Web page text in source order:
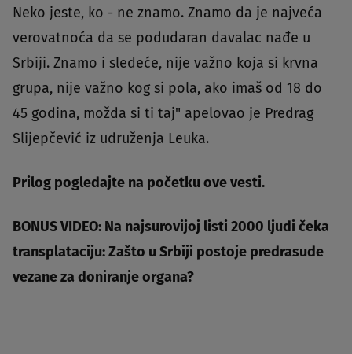
Neko jeste, ko - ne znamo. Znamo da je najveća
verovatnoća da se podudaran davalac nađe u
Srbiji. Znamo i sledeće, nije važno koja si krvna
grupa, nije važno kog si pola, ako imaš od 18 do
45 godina, možda si ti taj" apelovao je Predrag
Slijepčević iz udruženja Leuka.
Prilog pogledajte na početku ove vesti.
BONUS VIDEO: Na najsurovijoj listi 2000 ljudi čeka
transplataciju: Zašto u Srbiji postoje predrasude
vezane za doniranje organa?